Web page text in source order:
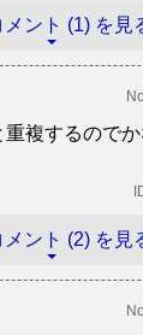
ント (1) を見
複するので
ント (2) を見